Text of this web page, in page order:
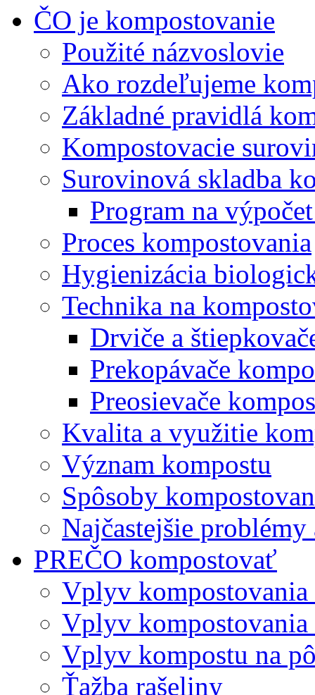
ČO je kompostovanie
Použité názvoslovie
Ako rozdeľujeme
Základné pravidlá
Kompostovacie
Surovinová skladba
Program na
Proces kompostovania
Hygienizácia
Technika na
Drviče a
Prekopávače
Preosievače
Kvalita a využitie
Význam kompostu
Spôsoby
Najčastejšie problémy
PREČO kompostovať
Vplyv kompostovania
Vplyv
Vplyv kompostu na
Ťažba rašeliny